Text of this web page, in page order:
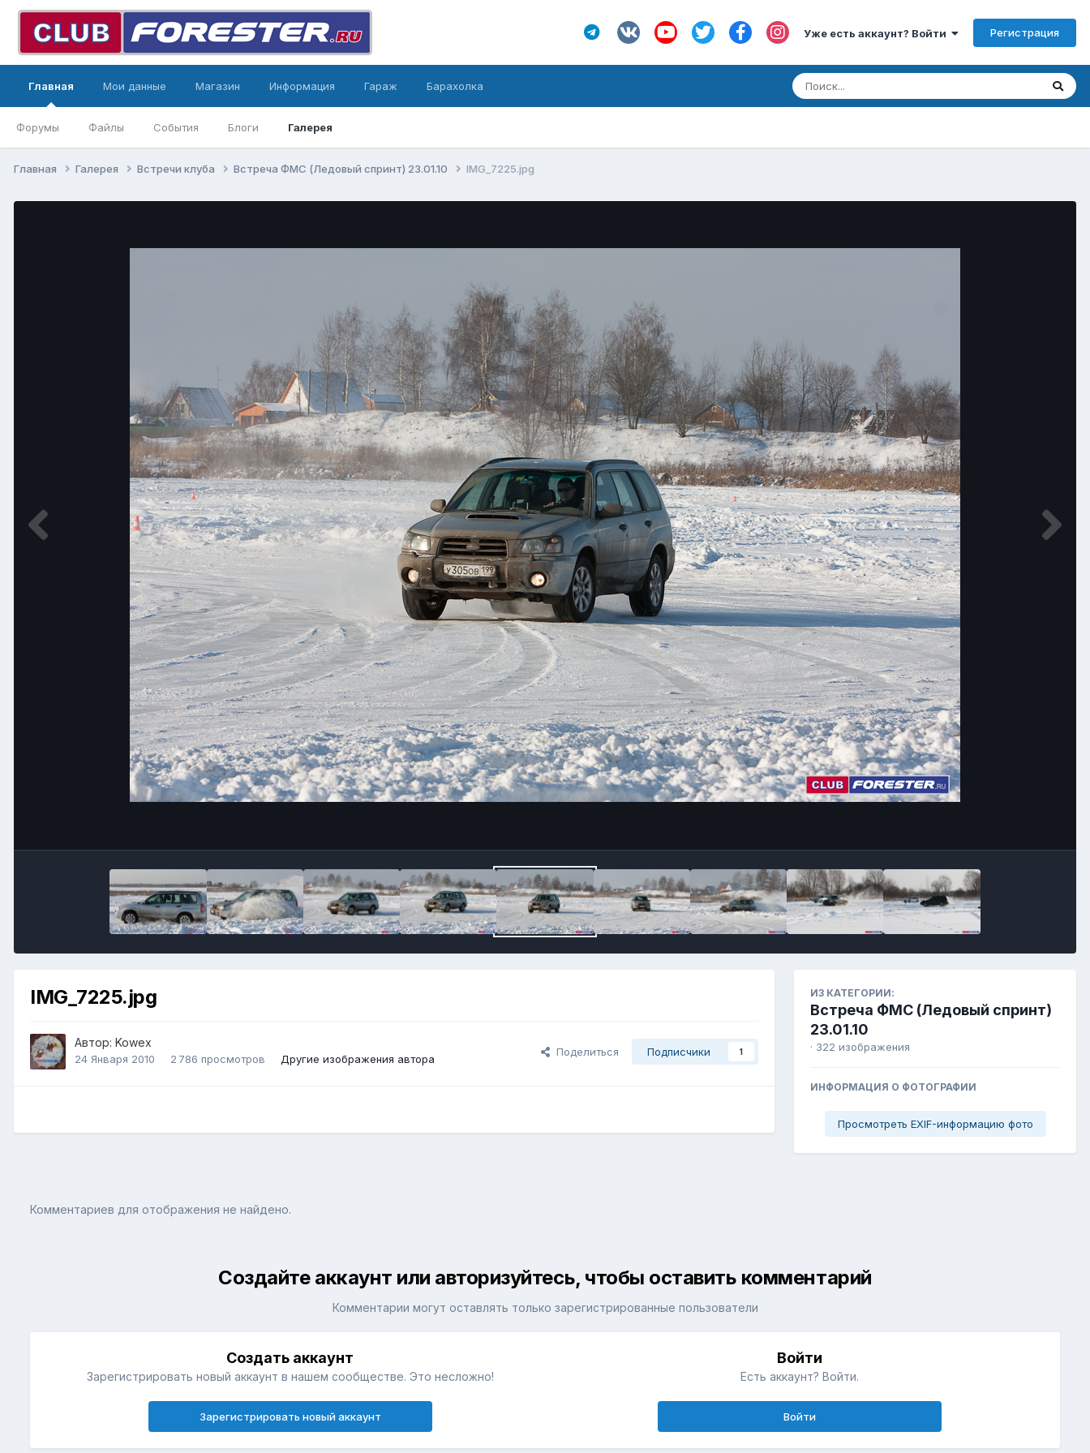
Уже есть аккаунт? Войти Регистрация
Главная
Форумы Файлы События Блоги Галерея
Мои данные Магазин Информация Гараж Барахолка
Главная Галерея Встречи клуба Встреча ФМС (Ледовый спринт) 23.01.10 IMG_7225.jpg
IMG_7225.jpg
Автор: Kowex
24 Января 2010 2 786 просмотров Другие изображения автора
Поделиться Подписчики 1
ИЗ КАТЕГОРИИ:
Встреча ФМС (Ледовый спринт)
23.01.10
· 322 изображения
ИНФОРМАЦИЯ О ФОТОГРАФИИ
Просмотреть EXIF-информацию фото
Комментариев для отображения не найдено.
Создайте аккаунт или авторизуйтесь, чтобы оставить комментарий
Комментарии могут оставлять только зарегистрированные пользователи
Создать аккаунт
Зарегистрировать новый аккаунт в нашем сообществе. Это несложно!
Зарегистрировать новый аккаунт
Войти
Есть аккаунт? Войти.
Войти